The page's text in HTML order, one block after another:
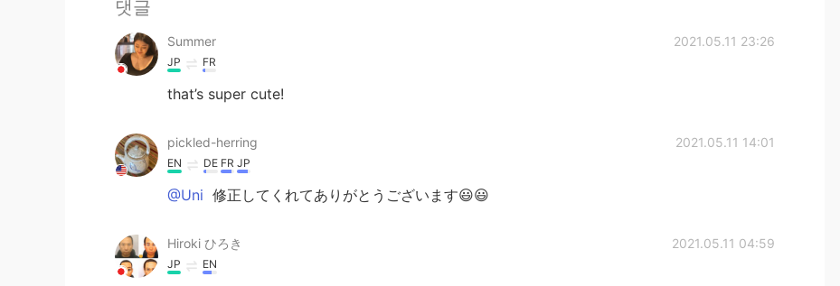
댓글
Summer 2021.05.11 23:26
JP FR
that’s super cute!
pickled-herring 2021.05.11 14:01
EN DE FR JP
@Uni 修正してくれてありがとうございます😃😃
Hiroki ひろき 2021.05.11 04:59
JP EN